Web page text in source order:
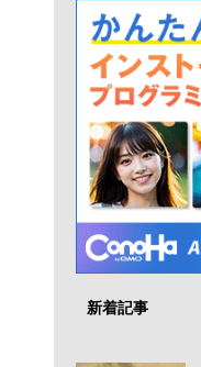
新着記事